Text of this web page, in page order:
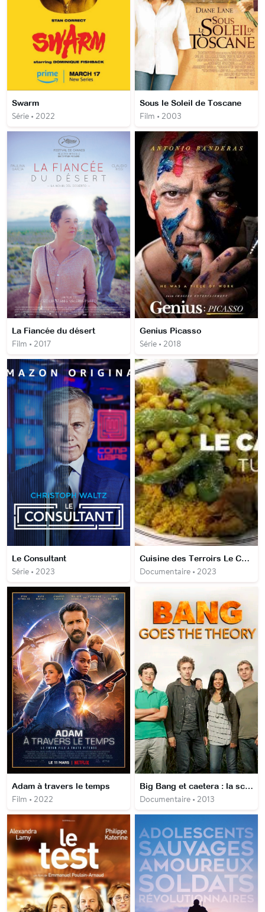
Swarm
Série • 2022
Sous le Soleil de Toscane
Film • 2003
La Fiancée du désert
Film • 2017
Genius Picasso
Série • 2018
Le Consultant
Série • 2023
Cuisine des Terroirs Le Cap Bon, Tunisie
Documentaire • 2023
Adam à travers le temps
Film • 2022
Big Bang et caetera : la science à l'épreuve
Documentaire • 2013